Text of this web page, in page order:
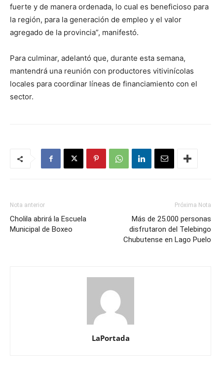
fuerte y de manera ordenada, lo cual es beneficioso para
la región, para la generación de empleo y el valor
agregado de la provincia”, manifestó.
Para culminar, adelantó que, durante esta semana,
mantendrá una reunión con productores vitivinícolas
locales para coordinar líneas de financiamiento con el
sector.
Nota anterior
Cholila abrirá la Escuela
Municipal de Boxeo
Próxima Nota
Más de 25.000 personas
disfrutaron del Telebingo
Chubutense en Lago Puelo
LaPortada